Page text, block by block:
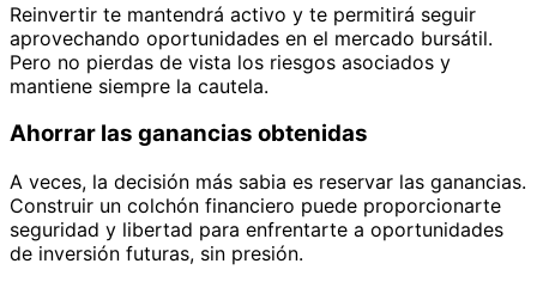
Reinvertir te mantendrá activo y te permitirá seguir
aprovechando oportunidades en el mercado bursátil.
Pero no pierdas de vista los riesgos asociados y
mantiene siempre la cautela.
Ahorrar las ganancias obtenidas
A veces, la decisión más sabia es reservar las ganancias.
Construir un colchón financiero puede proporcionarte
seguridad y libertad para enfrentarte a oportunidades
de inversión futuras, sin presión.